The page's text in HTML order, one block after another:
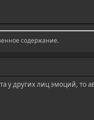
содержание.
у других лиц эмоций, то